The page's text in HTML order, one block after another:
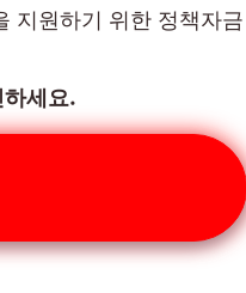
지원하기 위한 정책자금
세요.